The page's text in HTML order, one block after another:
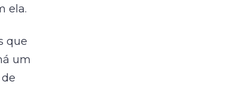
ela.
que
um